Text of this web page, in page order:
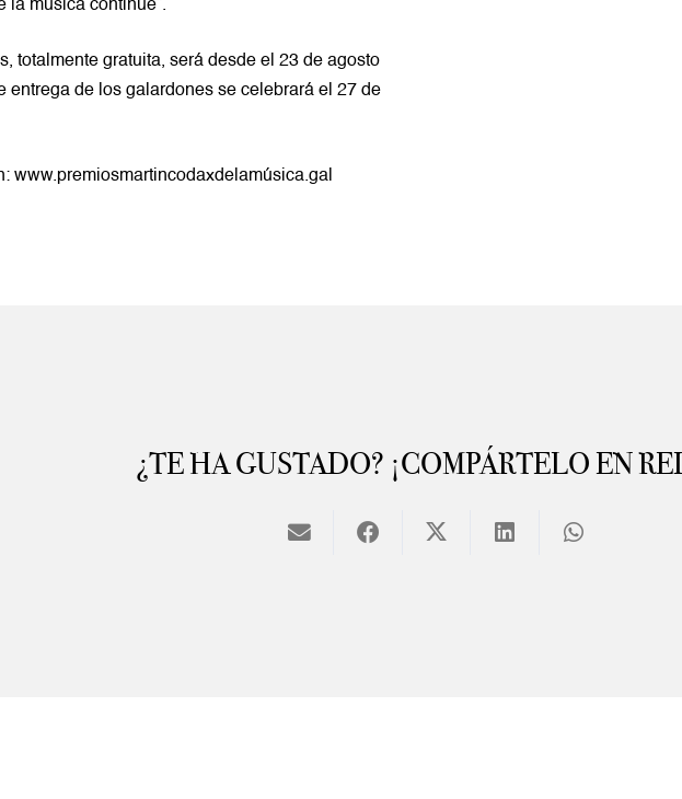
la música continúe”.
totalmente gratuita, será desde el 23 de agosto
entrega de los galardones se celebrará el 27 de
www.premiosmartincodaxdelamúsica.gal
¿TE HA GUSTADO? ¡COMPÁRTELO EN